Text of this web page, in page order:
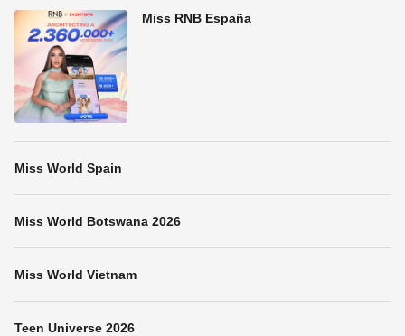
Miss RNB España
Miss World Spain
Miss World Botswana 2026
Miss World Vietnam
Teen Universe 2026